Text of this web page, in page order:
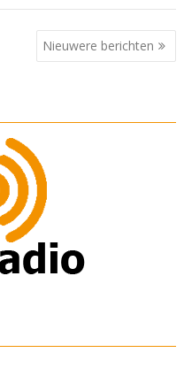
Nieuwere berichten